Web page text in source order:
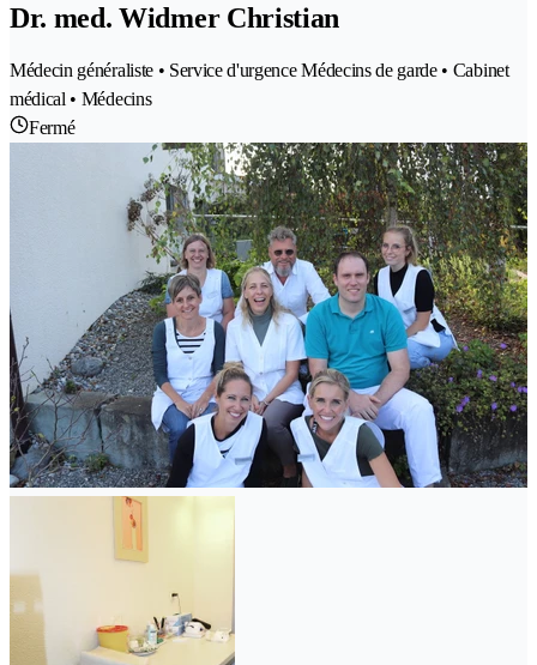
Dr. med. Widmer Christian
Médecin généraliste • Service d'urgence Médecins de garde • Cabinet
médical • Médecins
Fermé